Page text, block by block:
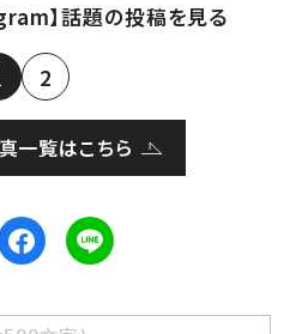
】話題の投稿を見る
2
一覧はこちら